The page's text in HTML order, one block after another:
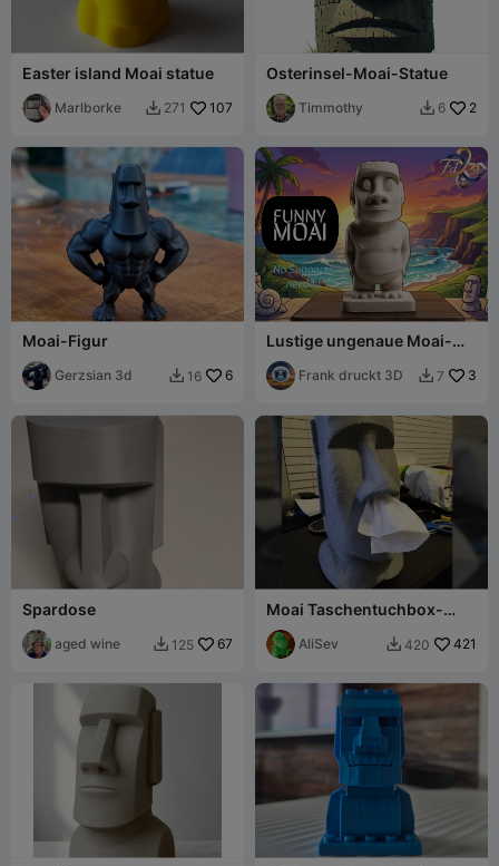
Easter island Moai statue
Marlborke  271 107
Osterinsel-Moai-Statue
Timmothy  6 2
Moai-Figur
Gerzsian 3d  16 6
Lustige ungenaue Moai-
Statue
Frank druckt 3D  7 3
Spardose
aged wine  125 67
Moai Taschentuchbox-
Spender (kleine
quadratische Boxen)
AliSev  420 421